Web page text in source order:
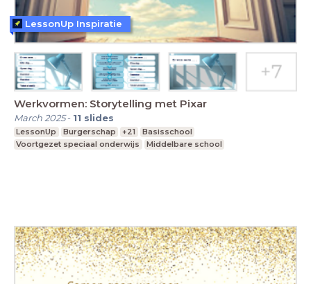
Werkvormen: Storytelling met Pixar
March 2025- 11 slides
LessonUp Burgerschap +21
Basisschool
Voortgezet speciaal onderwijs
Middelbare school
LessonUp Inspiratie